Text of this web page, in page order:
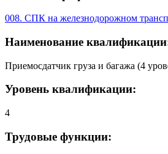
008. СПК на железнодорожном
Наименование
Приемосдатчик груза и багажа (4
Уровень квалификации:
4
Трудовые функции: